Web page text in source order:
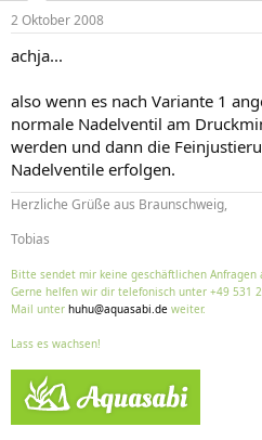
2 Oktober 2008
achja...
also wenn es nach Variante 1
normale Nadelventil am
werden und dann die
Nadelventile erfolgen.
Herzliche Grüße aus Braunschweig,
Tobias
Bitte sendet mir keine geschäftlichen Anfragen
Gerne helfen wir dir telefonisch unter +49 531
Mail unter huhu@aquasabi.de weiter.
Lass es wachsen!